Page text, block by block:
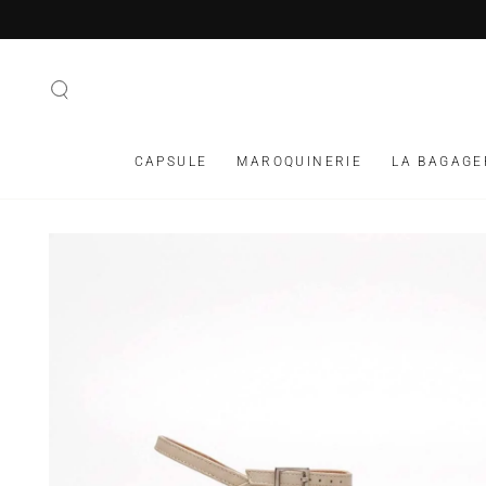
CAPSULE MAROQUINERIE LA